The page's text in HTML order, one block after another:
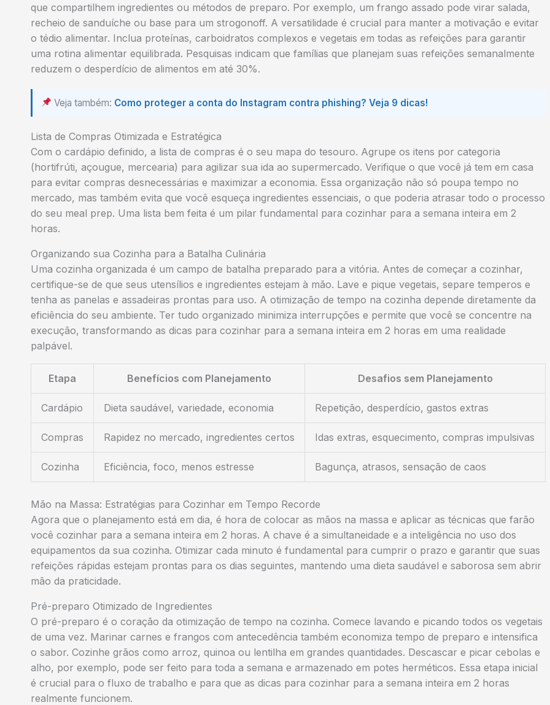
que compartilhem ingredientes ou métodos de preparo. Por exemplo, um frango assado pode virar salada,
recheio de sanduíche ou base para um strogonoff. A versatilidade é crucial para manter a motivação e evitar
o tédio alimentar. Inclua proteínas, carboidratos complexos e vegetais em todas as refeições para garantir
uma rotina alimentar equilibrada. Pesquisas indicam que famílias que planejam suas refeições semanalmente
reduzem o desperdício de alimentos em até 30%.
Veja também: Como proteger a conta do Instagram contra phishing? Veja 9 dicas!
Lista de Compras Otimizada e Estratégica
Com o cardápio definido, a lista de compras é o seu mapa do tesouro. Agrupe os itens por categoria
(hortifrúti, açougue, mercearia) para agilizar sua ida ao supermercado. Verifique o que você já tem em casa
para evitar compras desnecessárias e maximizar a economia. Essa organização não só poupa tempo no
mercado, mas também evita que você esqueça ingredientes essenciais, o que poderia atrasar todo o processo
do seu meal prep. Uma lista bem feita é um pilar fundamental para cozinhar para a semana inteira em 2
horas.
Organizando sua Cozinha para a Batalha Culinária
Uma cozinha organizada é um campo de batalha preparado para a vitória. Antes de começar a cozinhar,
certifique-se de que seus utensílios e ingredientes estejam à mão. Lave e pique vegetais, separe temperos e
tenha as panelas e assadeiras prontas para uso. A otimização de tempo na cozinha depende diretamente da
eficiência do seu ambiente. Ter tudo organizado minimiza interrupções e permite que você se concentre na
execução, transformando as dicas para cozinhar para a semana inteira em 2 horas em uma realidade
palpável.
Etapa Benefícios com Planejamento Desafios sem Planejamento
Cardápio Dieta saudável, variedade, economia Repetição, desperdício, gastos extras
Compras Rapidez no mercado, ingredientes certos Idas extras, esquecimento, compras impulsivas
Cozinha Eficiência, foco, menos estresse Bagunça, atrasos, sensação de caos
Mão na Massa: Estratégias para Cozinhar em Tempo Recorde
Agora que o planejamento está em dia, é hora de colocar as mãos na massa e aplicar as técnicas que farão
você cozinhar para a semana inteira em 2 horas. A chave é a simultaneidade e a inteligência no uso dos
equipamentos da sua cozinha. Otimizar cada minuto é fundamental para cumprir o prazo e garantir que suas
refeições rápidas estejam prontas para os dias seguintes, mantendo uma dieta saudável e saborosa sem abrir
mão da praticidade.
Pré-preparo Otimizado de Ingredientes
O pré-preparo é o coração da otimização de tempo na cozinha. Comece lavando e picando todos os vegetais
de uma vez. Marinar carnes e frangos com antecedência também economiza tempo de preparo e intensifica
o sabor. Cozinhe grãos como arroz, quinoa ou lentilha em grandes quantidades. Descascar e picar cebolas e
alho, por exemplo, pode ser feito para toda a semana e armazenado em potes herméticos. Essa etapa inicial
é crucial para o fluxo de trabalho e para que as dicas para cozinhar para a semana inteira em 2 horas
realmente funcionem.